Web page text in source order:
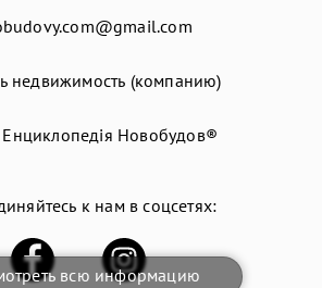
всю информацию
недвижимость (компанию)
Енциклопедія Новобудов®
к нам в соцсетях: